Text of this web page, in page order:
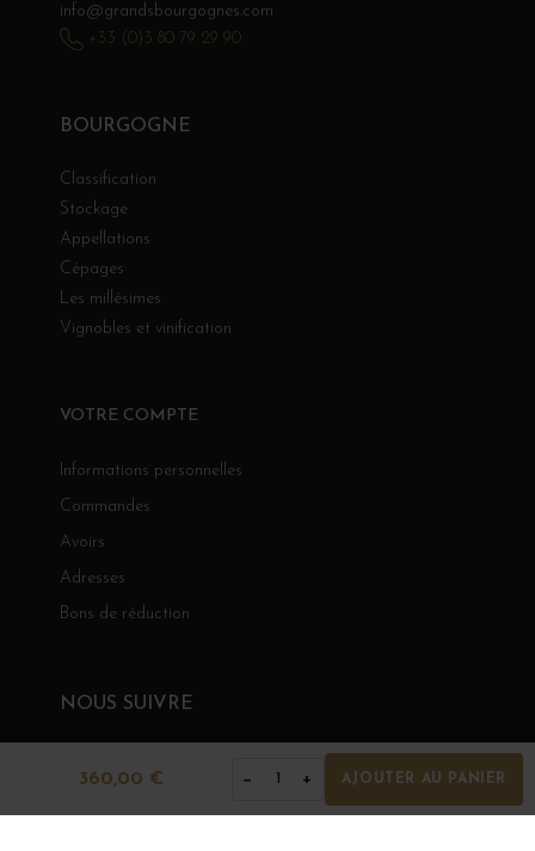
360,00 € − 1 + AJOUTER AU PANIER
BOURGOGNE
Classification
Stockage
Appellations
Cépages
Les millésimes
Vignobles et vinification
VOTRE COMPTE
Informations personnelles
Commandes
Avoirs
Adresses
Bons de réduction
info@grandsbourgognes.com
+33 (0)3 80 79 29 90
NOUS SUIVRE